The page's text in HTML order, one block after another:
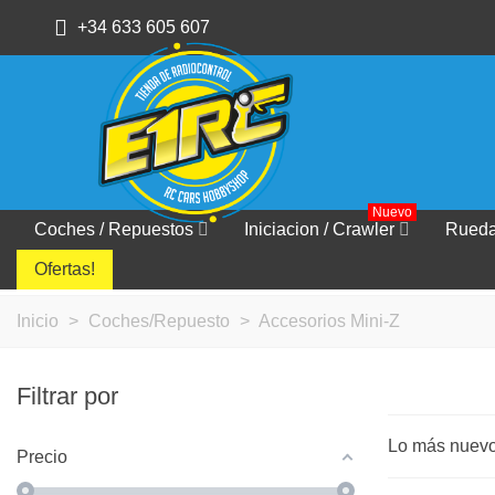
+34 633 605 607
Coches / Repuestos Iniciacion / Crawler
Nuevo
Ofertas!
Inicio > Coches/Repuesto > Accesorios Mini-Z
Filtrar por
Precio
Lo más